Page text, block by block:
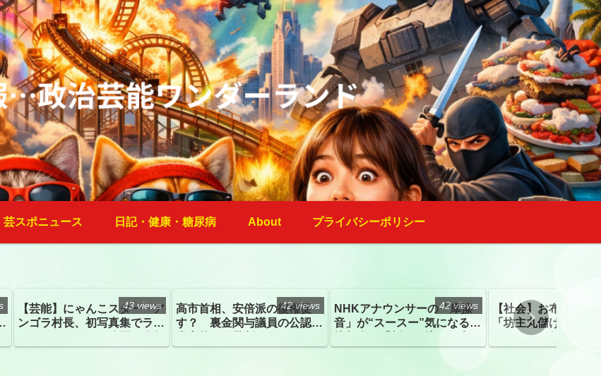
芸スポニュース 日記・健康・糖尿病 About プライバシーポリシー
【芸能】にゃんこスター・ア
ンゴラ村長、初写真集でラン
はデジタル写真集が異例の大
43 views
高市首相、安倍派の復権促
す？ 裏金関与議員の公認、
42 views
NHKアナウンサーの「摩擦
音」が“スースー”気になる指
聴こえる。聴きづらい」
42 views
【社会】お布施、戒
「坊主丸儲け」は
ほとんどが年収３０
下「地方の寺の僧侶